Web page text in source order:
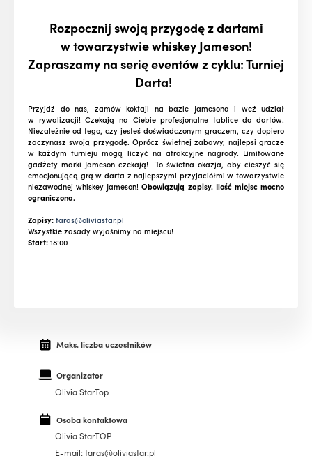
Rozpocznij swoją przygodę z dartami
w towarzystwie whiskey Jameson!
Zapraszamy na serię eventów z cyklu: Turniej
Darta!
Przyjdź do nas, zamów koktajl na bazie Jamesona i weź udział
w rywalizacji! Czekają na Ciebie profesjonalne tablice do dartów.
Niezależnie od tego, czy jesteś doświadczonym graczem, czy dopiero
zaczynasz swoją przygodę.Oprócz świetnej zabawy, najlepsi gracze
w każdym turnieju mogą liczyć na atrakcyjne nagrody. Limitowane
gadżety marki Jameson czekają!
To świetna okazja, aby cieszyć się
emocjonującą grą w darta z najlepszymi przyjaciółmi w towarzystwie
niezawodnej whiskey Jameson! Obowiązują zapisy. Ilość miejsc mocno
ograniczona.
Zapisy:taras@oliviastar.pl
Wszystkie zasady wyjaśnimy na miejscu!
Start:18:00
Maks. liczba uczestników
Organizator
Olivia StarTop
Osoba kontaktowa
Olivia StarTOP
E-mail: taras@oliviastar.pl